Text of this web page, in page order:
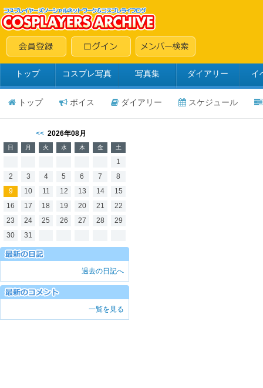
トップ コスプレ写真 写真集 ダイアリー イ
トップ ボイス ダイアリー スケジュール
<< 2026年08月
日 月 火 水 木 金 土
1
2
3 4 5 6 7
8
9
10 11 12 13 14
15
16
17 18 19 20 21
22
23
24 25 26 27 28
29
30
31
過去の日記へ
一覧を見る